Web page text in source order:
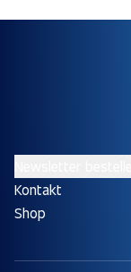
Kontakt
Shop